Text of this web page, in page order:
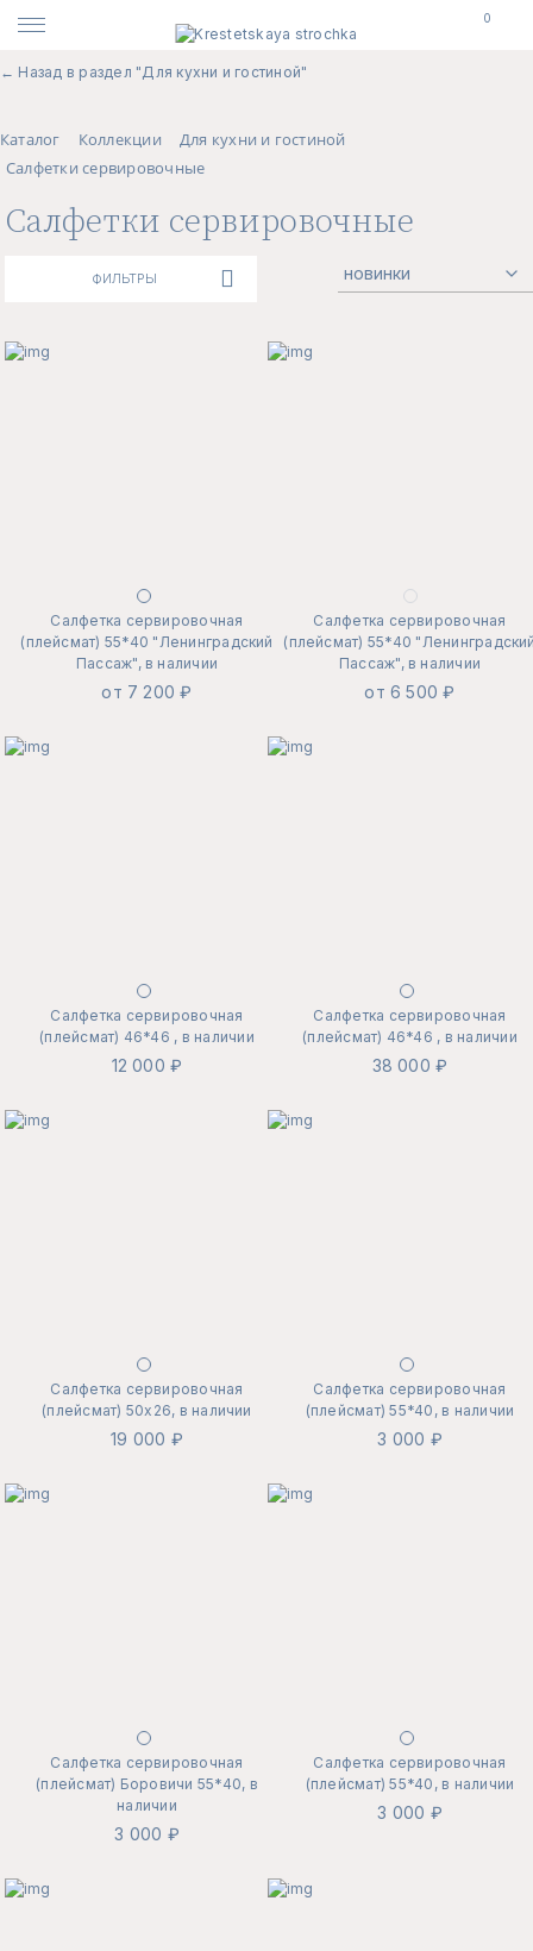
0
← Назад в раздел "Для кухни и гостиной"
Каталог Коллекции
Для кухни и гостиной
Салфетки сервировочные
Салфетки сервировочные
ФИЛЬТРЫ
Салфетка сервировочная
(плейсмат) 55*40 "Ленинградский
Пассаж", в наличии
от 7 200 ₽
Салфетка сервировочная
(плейсмат) 55*40
Пассаж", в наличии
от 6 500 ₽
Салфетка сервировочная
(плейсмат) 46*46 , в наличии
12 000 ₽
Салфетка сервировочная
(плейсмат) 46*46 , в наличии
38 000 ₽
Салфетка сервировочная
(плейсмат) 50х26, в наличии
19 000 ₽
Салфетка сервировочная
(плейсмат) 55*40, в наличии
3 000 ₽
Салфетка сервировочная
(плейсмат) Боровичи 55*40, в
наличии
3 000 ₽
Салфетка сервировочная
(плейсмат) 55*40, в наличии
3 000 ₽